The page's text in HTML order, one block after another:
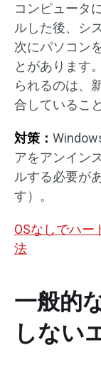
コンピュータ
ルした後、シ
次にパソコン
とがあります
られるのは、
合しているこ
対策：
アをアンイン
ルする必要が
す）。
OSなしでハー
法
一般的
しない